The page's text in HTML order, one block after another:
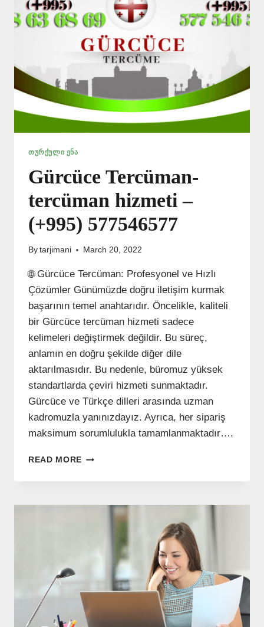
ᲗᲣᲠᲥᲣᲚᲘ ᲔᲜᲐ
Gürcüce Tercüman-
tercüman hizmeti –
(+995) 577546577
By tarjimani March 20, 2022
🌐 Gürcüce Tercüman: Profesyonel ve Hızlı
Çözümler Günümüzde doğru iletişim kurmak
başarının temel anahtarıdır. Öncelikle, kaliteli
bir Gürcüce tercüman hizmeti sadece
kelimeleri değiştirmek değildir. Bu süreç,
anlamın en doğru şekilde diğer dile
aktarılmasıdır. Bu nedenle, büromuz yüksek
standartlarda çeviri hizmeti sunmaktadır.
Gürcüce ve Türkçe dilleri arasında uzman
kadromuzla yanınızdayız. Ayrıca, her sipariş
maksimum sorumlulukla tamamlanmaktadır….
READ MORE GÜRCÜCE
TERCÜMAN
–